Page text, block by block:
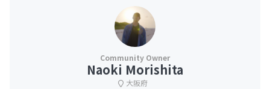
Naoki Morishita
大阪府